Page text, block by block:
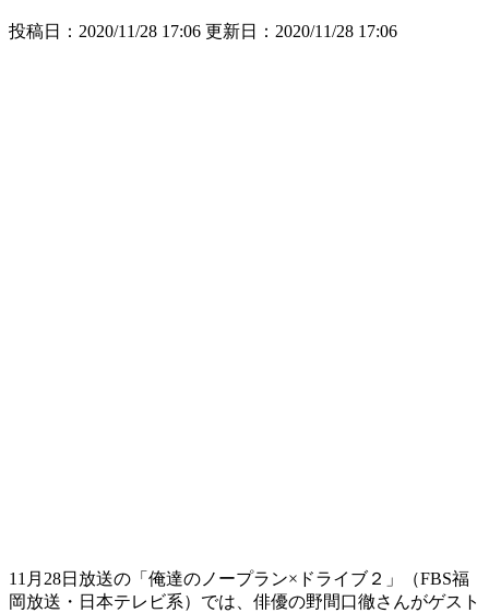
投稿日：2020/11/28 17:06 更新日： 2020/11/28 17:06
11月28日放送の「俺達のノープラン×ドライブ２」（FBS福
岡放送・日本テレビ系）では、俳優の野間口徹さんがゲスト